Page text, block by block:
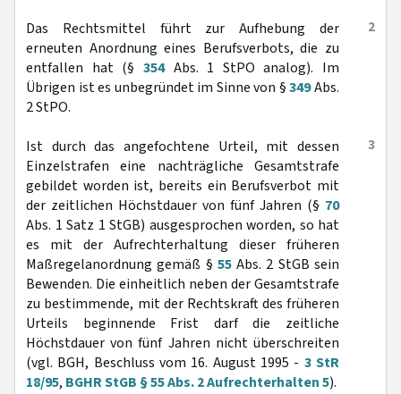
2
Das Rechtsmittel führt zur Aufhebung der
erneuten Anordnung eines Berufsverbots, die zu
entfallen hat (§ 354Abs. 1 StPO analog). Im
Übrigen ist es unbegründet im Sinne von §349Abs.
2 StPO.
3
Ist durch das angefochtene Urteil, mit dessen
Einzelstrafen eine nachträgliche Gesamtstrafe
gebildet worden ist, bereits ein Berufsverbot mit
der zeitlichen Höchstdauer von fünf Jahren (§ 70
Abs. 1 Satz 1 StGB) ausgesprochen worden, so hat
es mit der Aufrechterhaltung dieser früheren
Maßregelanordnung gemäß § 55Abs. 2 StGB sein
Bewenden. Die einheitlich neben der Gesamtstrafe
zu bestimmende, mit der Rechtskraft des früheren
Urteils beginnende Frist darf die zeitliche
Höchstdauer von fünf Jahren nicht überschreiten
(vgl. BGH, Beschluss vom 16. August 1995 - 3 StR
18/95, BGHR StGB § 55 Abs. 2 Aufrechterhalten 5).